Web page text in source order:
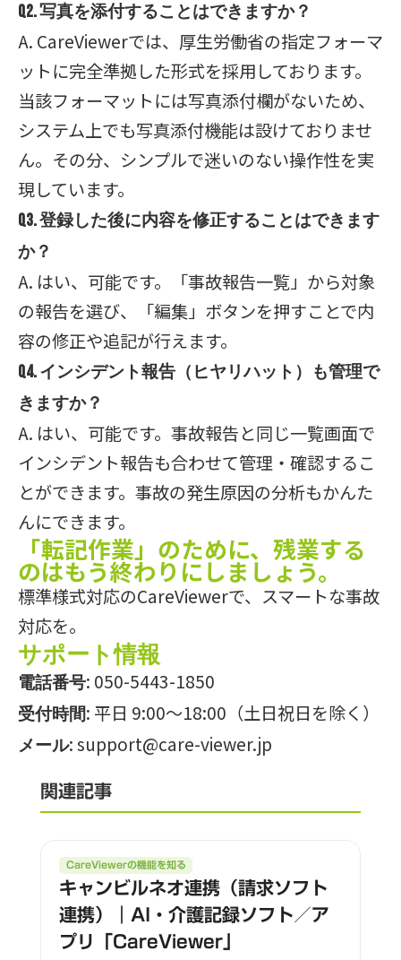
Q2. 写真を添付することはできますか？
A. CareViewerでは、厚生労働省の指定フォーマ
ットに完全準拠した形式を採用しております。
当該フォーマットには写真添付欄がないため、
システム上でも写真添付機能は設けておりませ
ん。その分、シンプルで迷いのない操作性を実
現しています。
Q3. 登録した後に内容を修正することはできます
か？
A. はい、可能です。「事故報告一覧」から対象
の報告を選び、「編集」ボタンを押すことで内
容の修正や追記が行えます。
Q4. インシデント報告（ヒヤリハット）も管理で
きますか？
A. はい、可能です。事故報告と同じ一覧画面で
インシデント報告も合わせて管理・確認するこ
とができます。事故の発生原因の分析もかんた
んにできます。
「転記作業」のために、残業する
のはもう終わりにしましょう。
標準様式対応のCareViewerで、スマートな事故
対応を。
サポート情報
電話番号: 050-5443-1850
受付時間: 平日 9:00〜18:00（土日祝日を除く）
メール:support@care-viewer.jp
関連記事
CareViewerの機能を知る
キャンビルネオ連携（請求ソフト
連携）｜AI・介護記録ソフト／ア
プリ「CareViewer」